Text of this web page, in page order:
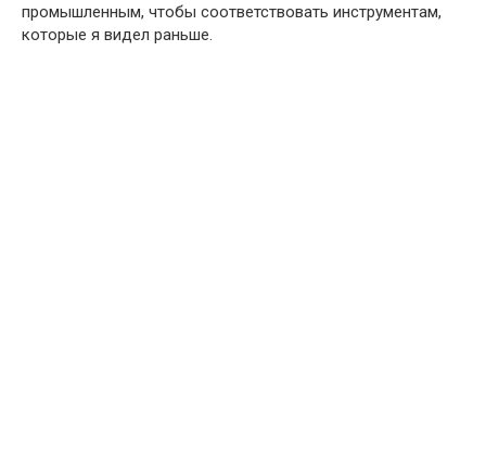
промышленным, чтобы соответствовать инструментам,
которые я видел раньше.